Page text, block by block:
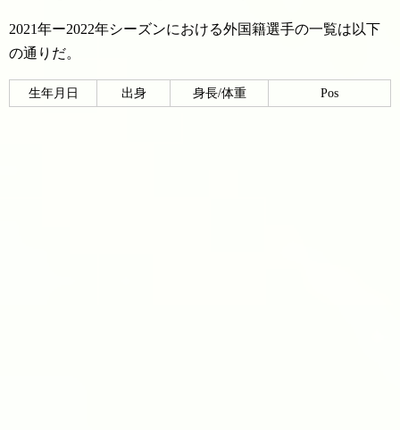
2021年ー2022年シーズンにおける外国籍選手の一覧は以下
の通りだ。
生年月日 出身 身長/体重 Pos